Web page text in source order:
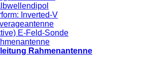
Inverted-V
E-Feld-Sonde
Rahmenantenne